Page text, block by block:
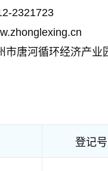
2321723
市唐河循环经济产业
登记号